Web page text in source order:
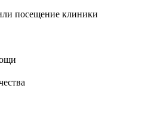
посещение клиники